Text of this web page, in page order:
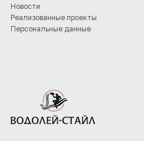
Новости
Реализованные проекты
Персональные данные